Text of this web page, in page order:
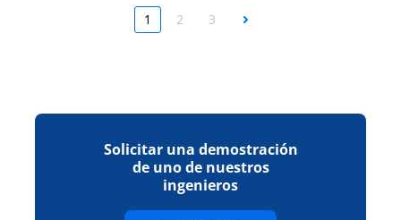
1 2 3 Next
Solicitar una demostración
de uno de nuestros
ingenieros